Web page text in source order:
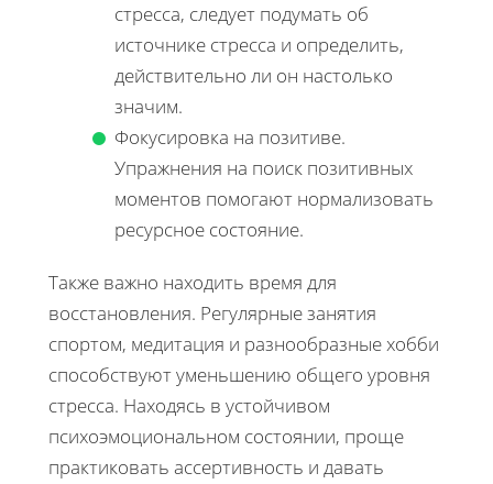
стресса, следует подумать об
источнике стресса и определить,
действительно ли он настолько
значим.
Фокусировка на позитиве.
Упражнения на поиск позитивных
моментов помогают нормализовать
ресурсное состояние.
Также важно находить время для
восстановления. Регулярные занятия
спортом, медитация и разнообразные хобби
способствуют уменьшению общего уровня
стресса. Находясь в устойчивом
психоэмоциональном состоянии, проще
практиковать ассертивность и давать